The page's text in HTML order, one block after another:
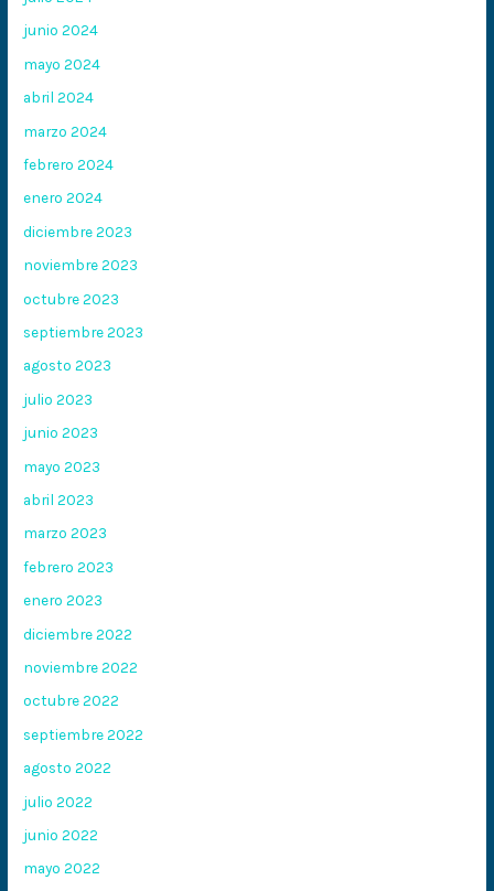
junio 2024
mayo 2024
abril 2024
marzo 2024
febrero 2024
enero 2024
diciembre 2023
noviembre 2023
octubre 2023
septiembre 2023
agosto 2023
julio 2023
junio 2023
mayo 2023
abril 2023
marzo 2023
febrero 2023
enero 2023
diciembre 2022
noviembre 2022
octubre 2022
septiembre 2022
agosto 2022
julio 2022
junio 2022
mayo 2022